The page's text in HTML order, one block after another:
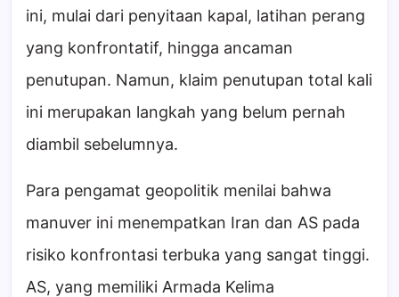
ini, mulai dari penyitaan kapal, latihan perang
yang konfrontatif, hingga ancaman
penutupan. Namun, klaim penutupan total kali
ini merupakan langkah yang belum pernah
diambil sebelumnya.
Para pengamat geopolitik menilai bahwa
manuver ini menempatkan Iran dan AS pada
risiko konfrontasi terbuka yang sangat tinggi.
AS, yang memiliki Armada Kelima